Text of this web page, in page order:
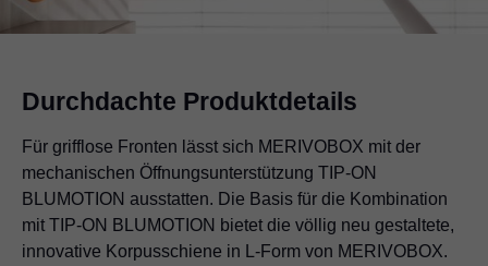
Durchdachte Produktdetails
Für grifflose Fronten lässt sich MERIVOBOX mit der
mechanischen Öffnungsunterstützung TIP-ON
BLUMOTION ausstatten. Die Basis für die Kombination
mit TIP-ON BLUMOTION bietet die völlig neu gestaltete,
innovative Korpusschiene in L-Form von MERIVOBOX.